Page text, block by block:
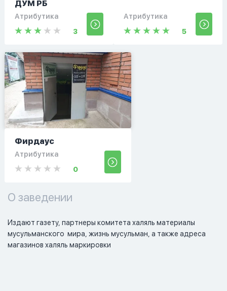
ДУМ РБ
Атрибутика
3
Атрибутика
5
Фирдаус
Атрибутика
0
О заведении
Издают газету, партнеры комитета халяль материалы
мусульманского  мира, жизнь мусульман, а также адреса
магазинов халяль маркировки